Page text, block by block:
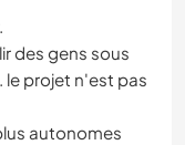
des gens sous
le projet n'est pas
autonomes